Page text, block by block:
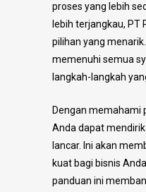
proses yang lebih
lebih terjangkau, PT
pilihan yang
memenuhi semua
langkah-langkah
Dengan memahami
Anda dapat
lancar. Ini akan
kuat bagi bisnis
panduan ini